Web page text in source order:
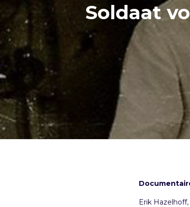
Soldaat
Erik